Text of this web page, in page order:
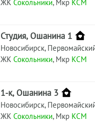
ЖК Сокольники, Мкр КСМ
Студия, Ошанина 1
Новосибирск,
ЖК Сокольники, Мкр КСМ
1-к, Ошанина 3
Новосибирск,
ЖК Сокольники, Мкр КСМ